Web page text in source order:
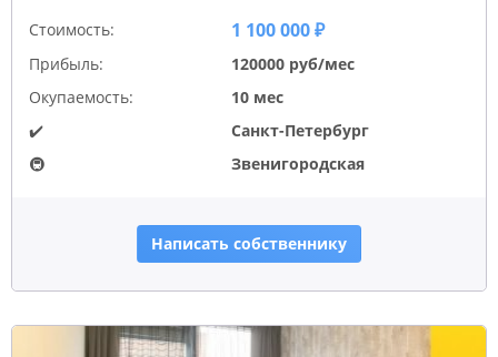
Стоимость: 1 100 000 ₽
Прибыль:
120000 руб/мес
Окупаемость:
10 мес
✔️
Санкт-Петербург
🚇
Звенигородская
Написать собственнику